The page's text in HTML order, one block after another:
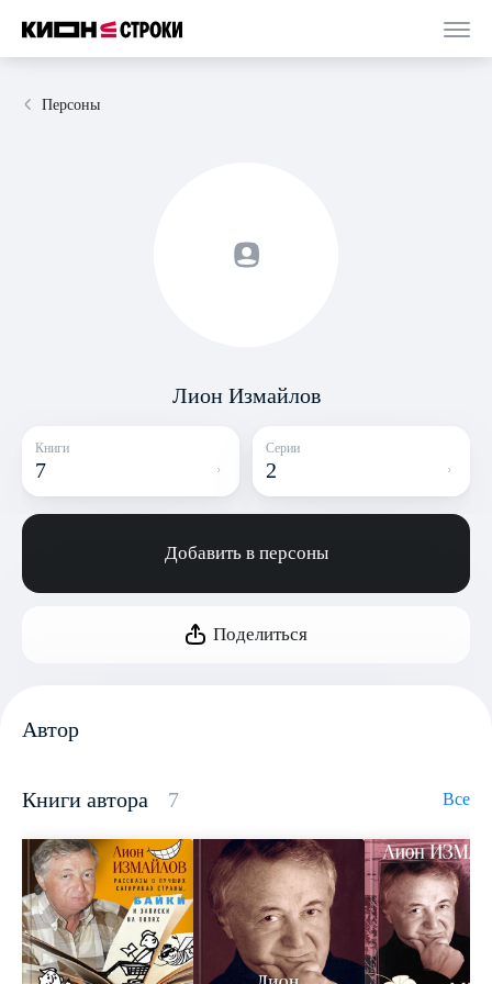
Персоны
Лион Измайлов
Книги
7
Серии
2
Добавить в персоны
Поделиться
Автор
Книги автора 7 Все